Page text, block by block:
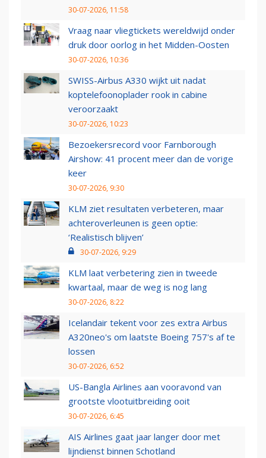
30-07-2026, 11:58
Vraag naar vliegtickets wereldwijd onder
druk door oorlog in het Midden-Oosten
30-07-2026, 10:36
SWISS-Airbus A330 wijkt uit nadat
koptelefoonoplader rook in cabine
veroorzaakt
30-07-2026, 10:23
Bezoekersrecord voor Farnborough
Airshow: 41 procent meer dan de vorige
keer
30-07-2026, 9:30
KLM ziet resultaten verbeteren, maar
achteroverleunen is geen optie:
‘Realistisch blijven’
30-07-2026, 9:29
KLM laat verbetering zien in tweede
kwartaal, maar de weg is nog lang
30-07-2026, 8:22
Icelandair tekent voor zes extra Airbus
A320neo's om laatste Boeing 757's af te
lossen
30-07-2026, 6:52
US-Bangla Airlines aan vooravond van
grootste vlootuitbreiding ooit
30-07-2026, 6:45
AIS Airlines gaat jaar langer door met
lijndienst binnen Schotland